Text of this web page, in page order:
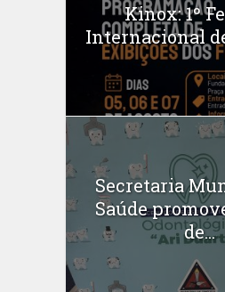
Kinox: 1º
Internacional
Secretaria
Saúde
de...